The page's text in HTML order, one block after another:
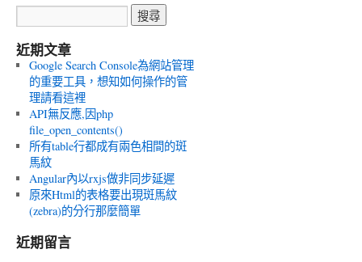
近期文章
Google Search Console為網站管理
的重要工具，想知如何操作的管
理請看這裡
API無反應,因php
file_open_contents()
所有table行都成有兩色相間的斑
馬紋
Angular內以rxjs做非同步延遲
原來Html的表格要出現斑馬紋
(zebra)的分行那麼簡單
近期留言